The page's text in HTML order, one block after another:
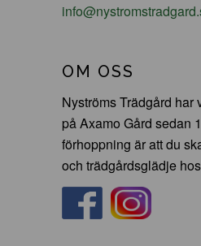
OM OSS
Nyströms Trädgård har
på Axamo Gård sedan
förhoppning är att du
och trädgårdsglädje